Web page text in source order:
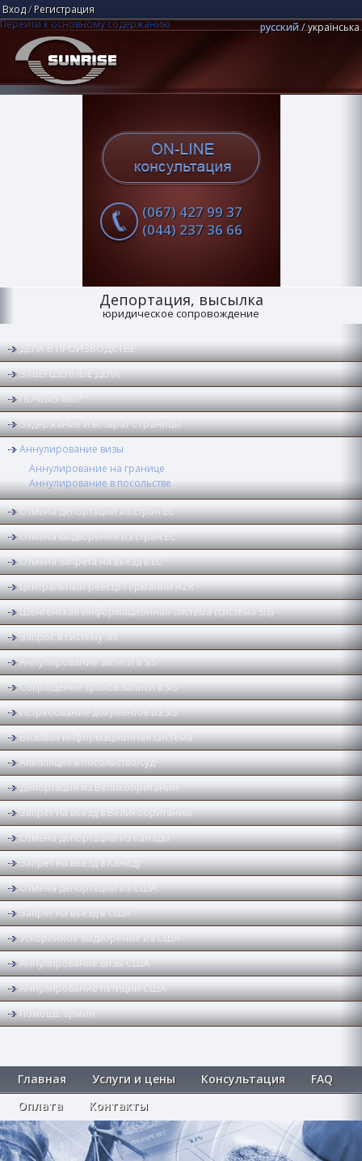
Перейти к основному содержанию
Вход/ Регистрация
русский
українська
Юридическая компания "Центр Санрайз"
(067) 427 99 37
(044) 237 36 66
Депортация, высылка
юридическое сопровождение
ДЕЛА В ПРОИЗВОДСТВЕ
ЗАВЕРШЕННЫЕ ДЕЛА
ПОЧЕМУ МЫ?
Задержание и возврат с границы
Аннулирование визы
Аннулирование на границе
Аннулирование в посольстве
Отмена депортации из стран ЕС
Отмена выдворения из стран ЕС
Отмена запрета на въезд в ЕС
Центральный реестр Германии AZR
Шенгенская информационная система (система SIS)
Запрос в систему SIS
Аннулирование записи в SIS
Сокращение сроков записи в SIS
Истребование документов из SIS
Визовая информационная система
Апелляция в посольство/суд
Депортация из Великобритании
Запрет на въезд в Великобританию
Отмена депортации из Канады
Запрет на въезд в Канаду
Отмена депортации из США
Запрет на въезд в США
Ускоренное выдворение из США
Аннулирование визы США
Аннулирование петиции США
Помощь армии
Главная Услуги и цены Консультация
FAQ
Оплата
Контакты